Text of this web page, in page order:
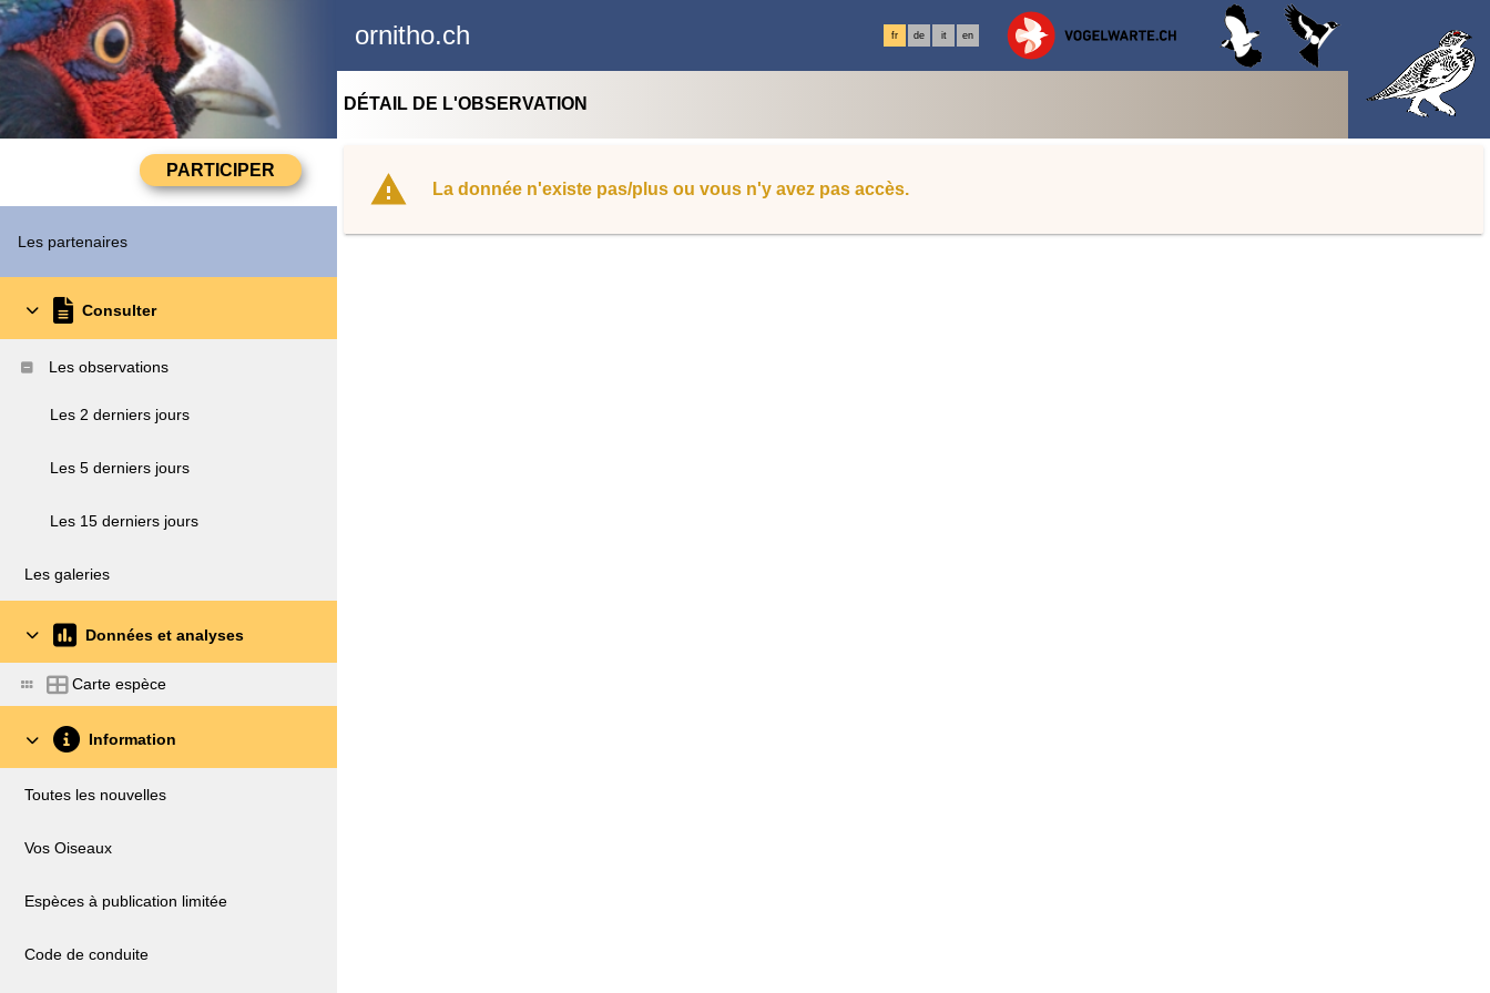
ornitho.ch fr de it en
Les partenaires
Consulter
Les observations
Les 2 derniers jours
Les 5 derniers jours
Les 15 derniers jours
Les galeries
Données et analyses
Carte espèce
Information
Toutes les nouvelles
Vos Oiseaux
Espèces à publication limitée
Code de conduite
DÉTAIL DE L'OBSERVATION
La donnée n'existe pas/plus ou vous n'y avez pas accès.